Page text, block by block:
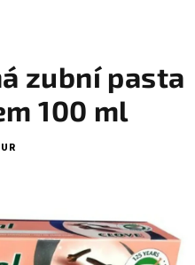
zubní pasta
100 ml